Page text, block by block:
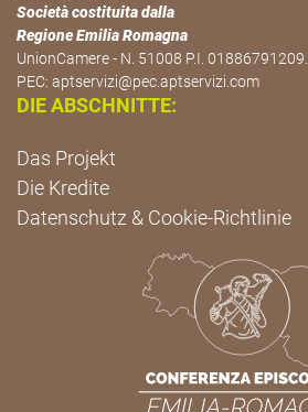
Società costituita dalla
Regione Emilia Romagna
UnionCamere - N. 51008 P.I. 01886791209.
PEC: aptservizi@pec.aptservizi.com
DIE ABSCHNITTE:
Das Projekt
Die Kredite
Datenschutz & Cookie-Richtlinie